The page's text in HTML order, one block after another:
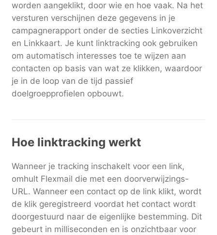
worden aangeklikt, door wie en hoe vaak. Na het
versturen verschijnen deze gegevens in je
campagnerapport onder de secties Linkoverzicht
en Linkkaart. Je kunt linktracking ook gebruiken
om automatisch interesses toe te wijzen aan
contacten op basis van wat ze klikken, waardoor
je in de loop van de tijd passief
doelgroepprofielen opbouwt.
Hoe linktracking werkt
Wanneer je tracking inschakelt voor een link,
omhult Flexmail die met een doorverwijzings-
URL. Wanneer een contact op de link klikt, wordt
de klik geregistreerd voordat het contact wordt
doorgestuurd naar de eigenlijke bestemming. Dit
gebeurt in milliseconden en is onzichtbaar voor